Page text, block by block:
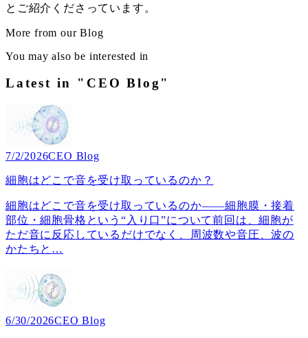
とご紹介くださっています。
More from our Blog
You may also be interested in
Latest in "CEO Blog"
7/2/2026CEO Blog
細胞はどこで音を受け取っているのか？
細胞はどこで音を受け取っているのか――細胞膜・接着
部位・細胞骨格という“入り口”について前回は、細胞が
ただ音に反応しているだけでなく、周波数や音圧、波の
かたちと …
6/30/2026CEO Blog